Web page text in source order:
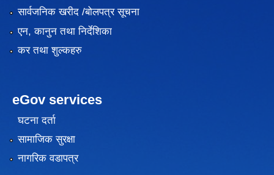
सार्वजनिक खरीद /बोलपत्र सूचना
एन, कानुन तथा निर्देशिका
कर तथा शुल्कहरु
eGov services
घटना दर्ता
सामाजिक सुरक्षा
नागरिक वडापत्र